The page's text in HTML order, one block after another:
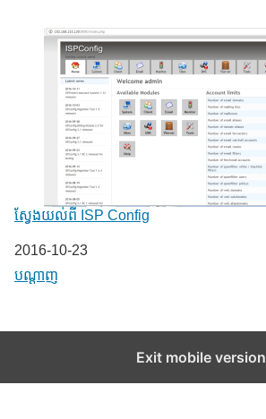
ស្វែងយល់ពី ISP Config
Date
2016-10-23
In relation to
បណ្តាញ
Exit mobile version